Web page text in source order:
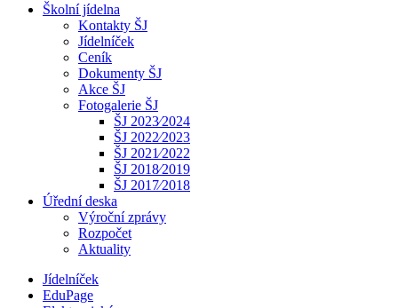
Školní jídelna
Kontakty ŠJ
Jídelníček
Ceník
Dokumenty ŠJ
Akce ŠJ
Fotogalerie ŠJ
ŠJ 2023⁄2024
ŠJ 2022⁄2023
ŠJ 2021⁄2022
ŠJ 2018⁄2019
ŠJ 2017⁄2018
Úřední deska
Výroční zprávy
Rozpočet
Aktuality
Jídelníček
EduPage